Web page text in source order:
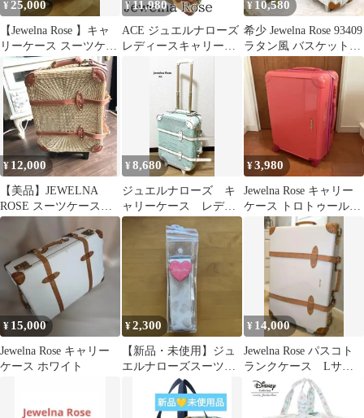
¥ 25,000
【Jewelna Rose 】キャ
リーケース スーツケー
ス M
¥ 11,980
ACE ジュエルナローズ
レディースキャリーケ
ース機内持ち込 レザ
ー トランク
¥ 10,580
希少 Jewelna Rose 93409
ラタン風 バスケットキ
ャリー 2輪
¥ 12,000
【美品】JEWELNA
ROSE スーツケース
キャリーバッグ
¥8,680
ジュエルナローズ キ
ャリーケース レディ
ース キャリーバッ
グ 大容量 ラタン
¥3,980
Jewelna Rose キャリー
ケース トロトゥールス
ウィートジュエル ピ
ンク
¥ 15,000
Jewelna Rose キャリー
ケース ホワイト
¥2,300
【新品・未使用】ジュ
エルナローズスーツケ
ースベルト 未開封ハー
ト柄白系
¥ 14,000
Jewelna Rose パスコト
ランクケース Lサイ
ズ